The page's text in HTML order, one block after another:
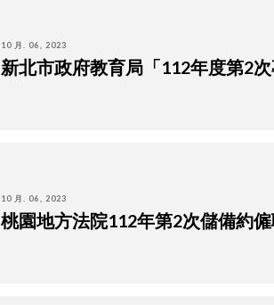
10 月. 06, 2023
新北市政府教育局「112年度第2
10 月. 06, 2023
桃園地方法院112年第2次儲備約